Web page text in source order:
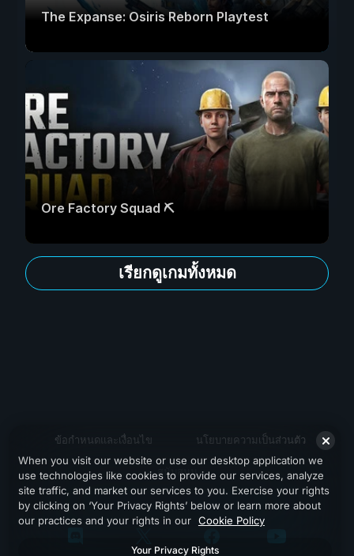
The Expanse: Osiris Reborn Playtest
Ore Factory Squad ⛏️
เรียกดูเกมทั้งหมด
ข้อกำหนดและเงื่อนไข นโยบายความเป็นส่วนตัว
สนับสนุน
When you visit our website or use our desktop application we
use technologies like cookies to provide our services, analyze
site traffic, and market our services to you. Exercise your rights
by clicking on ‘Your Privacy Rights’ below or learn more about
our practices and your rights in our Cookie Policy
Your Privacy Rights